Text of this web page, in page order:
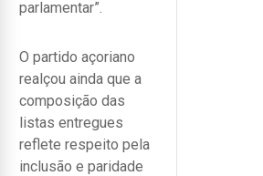
parlamentar”.
O partido açoriano
realçou ainda que a
composição das
listas entregues
reflete respeito pela
inclusão e paridade